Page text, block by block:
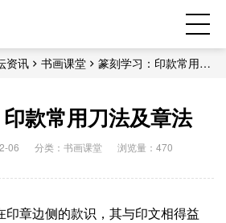
资讯 书画课堂
篆刻学习：印款常用刀
款常用刀法及章法
06 分类： 书画课堂 浏览量：470
印章边侧的款识，其与印文相得益